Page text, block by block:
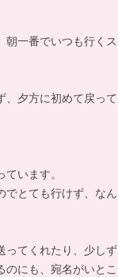
朝一番でいつも行くス
、夕方に初めて戻って
います。
でとても行けず、なん
ってくれたり、少しず
にも、宛名がいとこ